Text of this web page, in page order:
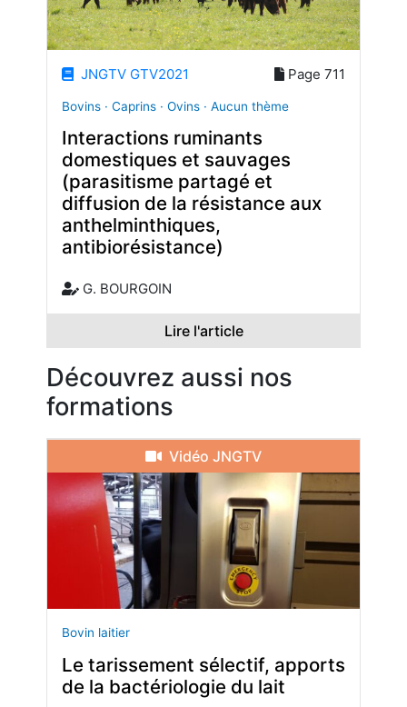
JNGTV GTV2021 Page 711
Bovins · Caprins · Ovins · Aucun thème
Interactions ruminants
domestiques et sauvages
(parasitisme partagé et
diffusion de la résistance aux
anthelminthiques,
antibiorésistance)
G. BOURGOIN
Lire l'article
Découvrez aussi nos
formations
Vidéo JNGTV
Bovin laitier
Le tarissement sélectif, apports
de la bactériologie du lait